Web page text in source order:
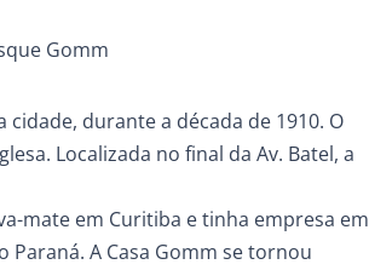
Gomm
durante a década de 1910. O
Localizada no final da Av. Batel, a
mate em Curitiba e tinha empresa em
A Casa Gomm se tornou